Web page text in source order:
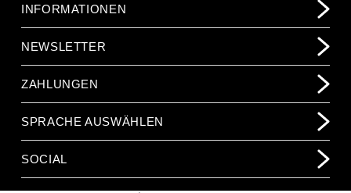
INFORMATIONEN
NEWSLETTER
ZAHLUNGEN
SPRACHE AUSWÄHLEN
SOCIAL